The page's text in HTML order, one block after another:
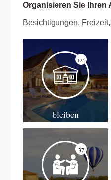
Organisieren Sie Ihren
Besichtigungen,
125
bleiben
37